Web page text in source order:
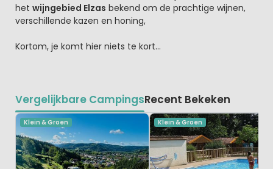
het wijngebied Elzas bekend om de prachtige wijnen,
verschillende kazen en honing,
Kortom, je komt hier niets te kort…
Vergelijkbare CampingsRecent Bekeken
Klein & Groen Klein & Groen